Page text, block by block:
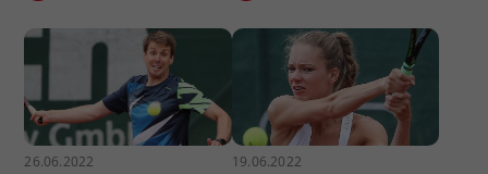
26.06.2022 19.06.2022